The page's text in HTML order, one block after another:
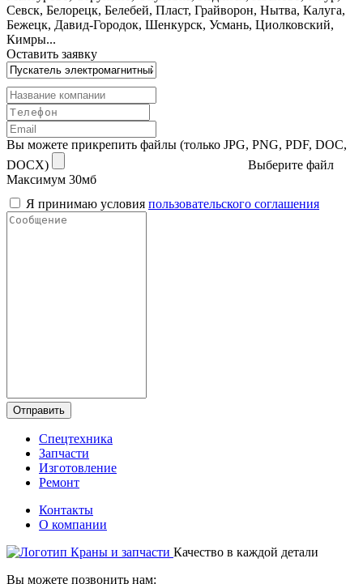
Севск, Белорецк, Белебей, Пласт, Грайворон, Нытва, Калуга,
Бежецк, Давид-Городок, Шенкурск, Усмань, Циолковский,
Кимры...
Оставить заявку
Вы можете прикрепить файлы (только JPG, PNG, PDF, DOC,
DOCX)
Выберите файл
Максимум 30мб
Я принимаю условия пользовательского соглашения
Отправить
Спецтехника
Запчасти
Изготовление
Ремонт
Контакты
О компании
Качество в каждой детали
Вы можете позвонить нам: